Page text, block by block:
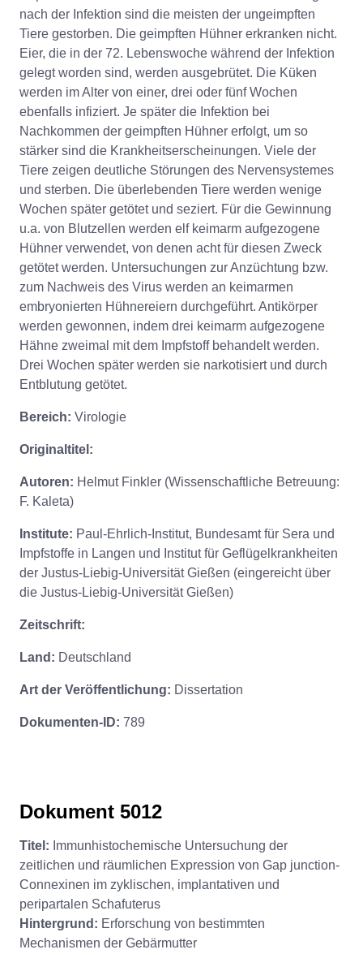
nach der Infektion sind die meisten der ungeimpften
Tiere gestorben. Die geimpften Hühner erkranken nicht.
Eier, die in der 72. Lebenswoche während der Infektion
gelegt worden sind, werden ausgebrütet. Die Küken
werden im Alter von einer, drei oder fünf Wochen
ebenfalls infiziert. Je später die Infektion bei
Nachkommen der geimpften Hühner erfolgt, um so
stärker sind die Krankheitserscheinungen. Viele der
Tiere zeigen deutliche Störungen des Nervensystemes
und sterben. Die überlebenden Tiere werden wenige
Wochen später getötet und seziert. Für die Gewinnung
u.a. von Blutzellen werden elf keimarm aufgezogene
Hühner verwendet, von denen acht für diesen Zweck
getötet werden. Untersuchungen zur Anzüchtung bzw.
zum Nachweis des Virus werden an keimarmen
embryonierten Hühnereiern durchgeführt. Antikörper
werden gewonnen, indem drei keimarm aufgezogene
Hähne zweimal mit dem Impfstoff behandelt werden.
Drei Wochen später werden sie narkotisiert und durch
Entblutung getötet.
Bereich: Virologie
Originaltitel:
Autoren: Helmut Finkler (Wissenschaftliche Betreuung:
F. Kaleta)
Institute: Paul-Ehrlich-Institut, Bundesamt für Sera und
Impfstoffe in Langen und Institut für Geflügelkrankheiten
der Justus-Liebig-Universität Gießen (eingereicht über
die Justus-Liebig-Universität Gießen)
Zeitschrift:
Land: Deutschland
Art der Veröffentlichung: Dissertation
Dokumenten-ID: 789
Dokument 5012
Titel: Immunhistochemische Untersuchung der
zeitlichen und räumlichen Expression von Gap junction-
Connexinen im zyklischen, implantativen und
peripartalen Schafuterus
Hintergrund: Erforschung von bestimmten
Mechanismen der Gebärmutter